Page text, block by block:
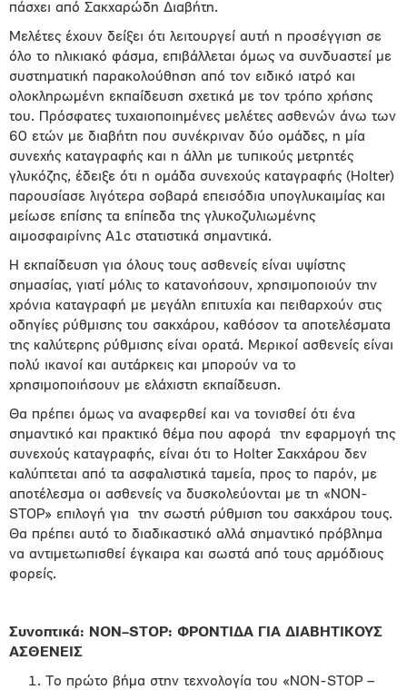
πάσχει από Σακχαρώδη Διαβήτη.
Μελέτες έχουν δείξει ότι λειτουργεί αυτή η προσέγγιση σε
όλο το ηλικιακό φάσμα, επιβάλλεται όμως να συνδυαστεί με
συστηματική παρακολούθηση από τον ειδικό ιατρό και
ολοκληρωμένη εκπαίδευση σχετικά με τον τρόπο χρήσης
του. Πρόσφατες τυχαιοποιημένες μελέτες ασθενών άνω των
60 ετών με διαβήτη που συνέκριναν δύο ομάδες, η μία
συνεχής καταγραφής και η άλλη με τυπικούς μετρητές
γλυκόζης, έδειξε ότι η ομάδα συνεχούς καταγραφής (Holter)
παρουσίασε λιγότερα σοβαρά επεισόδια υπογλυκαιμίας και
μείωσε επίσης τα επίπεδα της γλυκοζυλιωμένης
αιμοσφαιρίνης A1c στατιστικά σημαντικά.
Η εκπαίδευση για όλους τους ασθενείς είναι υψίστης
σημασίας, γιατί μόλις το κατανοήσουν, χρησιμοποιούν την
χρόνια καταγραφή με μεγάλη επιτυχία και πειθαρχούν στις
οδηγίες ρύθμισης του σακχάρου, καθόσον τα αποτελέσματα
της καλύτερης ρύθμισης είναι ορατά. Μερικοί ασθενείς είναι
πολύ ικανοί και αυτάρκεις και μπορούν να το
χρησιμοποιήσουν με ελάχιστη εκπαίδευση.
Θα πρέπει όμως να αναφερθεί και να τονισθεί ότι ένα
σημαντικό και πρακτικό θέμα που αφορά την εφαρμογή της
συνεχούς καταγραφής, είναι ότι το Holter Σακχάρου δεν
καλύπτεται από τα ασφαλιστικά ταμεία, προς το παρόν, με
αποτέλεσμα οι ασθενείς να δυσκολεύονται με τη «NON-
STOP» επιλογή για την σωστή ρύθμιση του σακχάρου τους.
Θα πρέπει αυτό το διαδικαστικό αλλά σημαντικό πρόβλημα
να αντιμετωπισθεί έγκαιρα και σωστά από τους αρμόδιους
φορείς.
Συνοπτικά: NON–STOP: ΦΡΟΝΤΙΔΑ ΓΙΑ ΔΙΑΒΗΤΙΚΟΥΣ
ΑΣΘΕΝΕΙΣ
Το πρώτο βήμα στην τεχνολογία του «NON-STOP –